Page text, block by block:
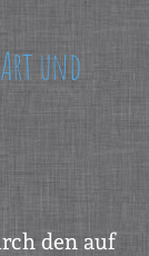
und
den auf